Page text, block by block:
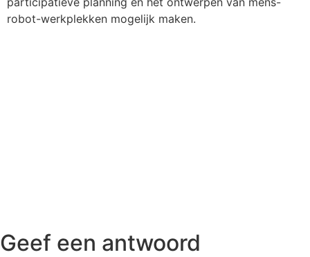
robot-werkplekken mogelijk maken.
Geef een antwoord